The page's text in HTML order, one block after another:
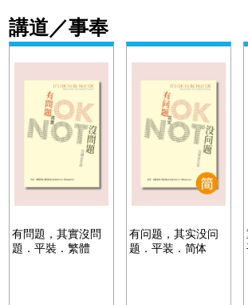
講道／事奉
有問題，其實沒問
題．平裝．繁體
有问题，其实没问
题．平装．简体